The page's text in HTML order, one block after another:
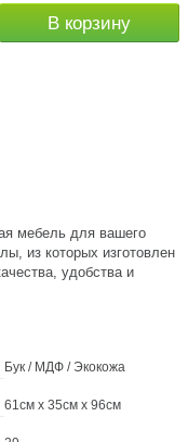
В корзину
мебель для вашего
из которых изготовлен
удобства и
Бук / МДФ / Экокожа
61см x 35см x 96см